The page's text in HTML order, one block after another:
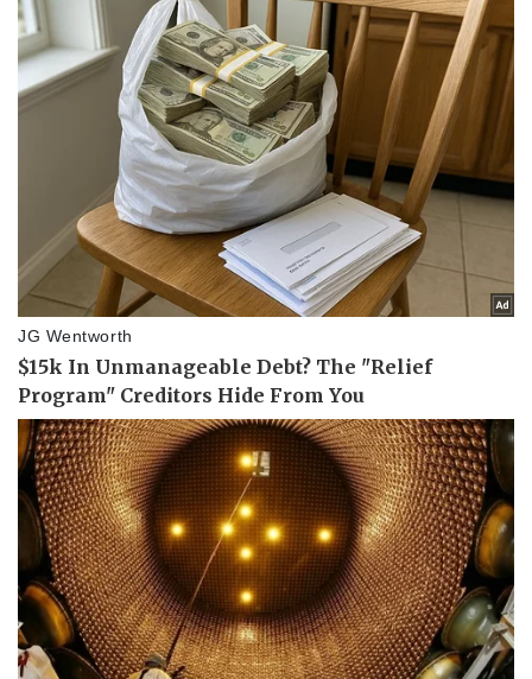
Sức khỏe
Dinh dưỡng - món ngon
Cây thuốc
Sản phụ khoa
Nhi khoa
Nam khoa
Làm đẹp - giảm cân
Đời sống
Nhà đẹp
Blog
Tình yêu - Gia đình